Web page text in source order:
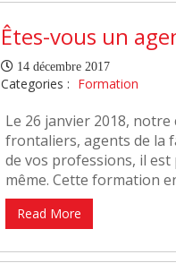
Êtes-vous un
14 décembre 2017
Categories : Formation
Le 26 janvier 2018,
frontaliers, agents de la
de vos professions, il
même. Cette formation
Read More